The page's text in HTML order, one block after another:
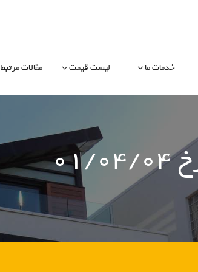
خدمات ما لیست قیمت مقالات مرتبط